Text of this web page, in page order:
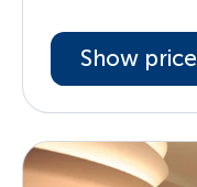
Show price